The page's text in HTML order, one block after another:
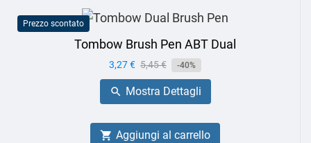
Prezzo scontato
Tombow Brush Pen ABT Dual
Prezzo
3,27 € Prezzo
base
5,45 € -40%
 Mostra Dettagli
 Aggiungi al carrello